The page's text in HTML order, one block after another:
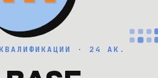
· 24 АК.